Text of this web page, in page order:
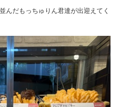
んだもっちゅりん君達が出迎えてく